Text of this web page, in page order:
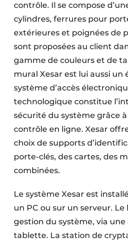
contrôle. Il se compose
cylindres, ferrures pour
extérieures et poignées de
sont proposées au client
gamme de couleurs et de
mural Xesar est lui aussi un
système d’accès
technologique constitue
sécurité du système grâce
contrôle en ligne. Xesar
choix de supports
porte-clés, des cartes, des
combinées.
Le système Xesar est
un PC ou sur un serveur. Le
gestion du système, via
tablette. La station de